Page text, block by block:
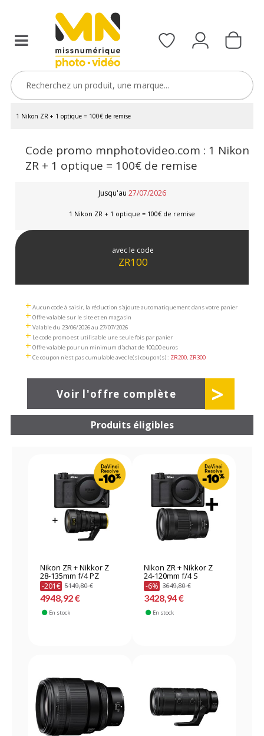
1 Nikon ZR + 1 optique = 100€ de remise
Code promo mnphotovideo.com : 1 Nikon
ZR + 1 optique = 100€ de remise
Jusqu'au 27/07/2026
1 Nikon ZR + 1 optique = 100€ de remise
avec le code
ZR100
+ Aucun code à saisir, la réduction s'ajoute automatiquement dans votre panier
+ Offre valable sur le site et en magasin
+ Valable du 23/06/2026 au 27/07/2026
+ Le code promo est utilisable une seule fois par panier
+ Offre valable pour un minimum d'achat de 100,00 euros
+ Ce coupon n'est pas cumulable avec le(s) coupon(s) : ZR200 ZR300
Voir l'offre complète >
Produits éligibles
Nikon ZR + Nikkor Z
28-135mm f/4 PZ
-201€ 5149,80 €
4948,92 €
En stock
Nikon ZR + Nikkor Z
24-120mm f/4 S
-6% 3649,80 €
3428,94 €
En stock